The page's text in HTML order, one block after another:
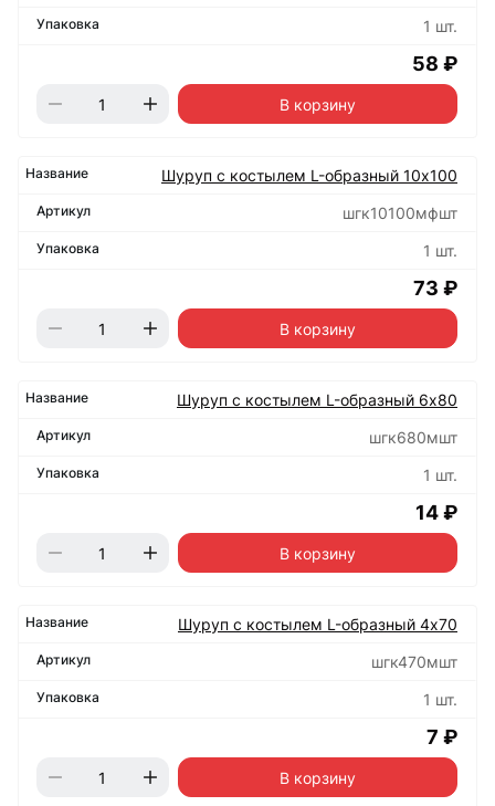
1 шт.
58 ₽
В корзину
Шуруп с костылем L-образный 10х100
шгк10100мфшт
1 шт.
73 ₽
В корзину
Шуруп с костылем L-образный 6х80
шгк680мшт
1 шт.
14 ₽
В корзину
Шуруп с костылем L-образный 4х70
шгк470мшт
1 шт.
7 ₽
В корзину